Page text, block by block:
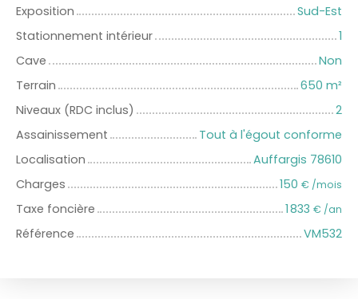
Exposition
Sud-Est
Stationnement intérieur
1
Cave
Non
Terrain
650 m²
Niveaux (RDC inclus)
2
Assainissement
Tout à l'égout conforme
Localisation
Auffargis 78610
Charges
150 € /mois
Taxe foncière 1 833 € /an
Référence VM532